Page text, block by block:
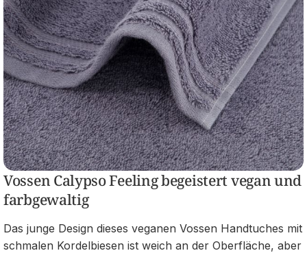
Vossen Calypso Feeling begeistert vegan und
farbgewaltig
Das junge Design dieses veganen Vossen Handtuches mit
schmalen Kordelbiesen ist weich an der Oberfläche, aber